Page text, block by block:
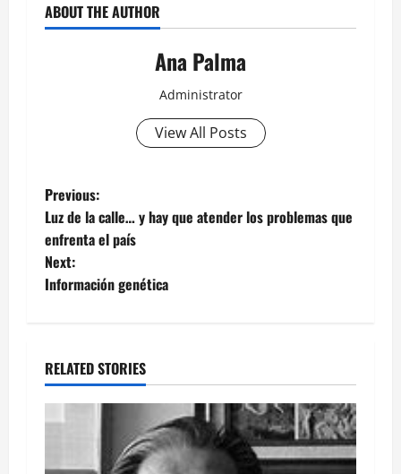
ABOUT THE AUTHOR
Ana Palma
Administrator
View All Posts
Post
navigation
Previous:
Luz de la calle… y hay que atender los problemas que
enfrenta el país
Next:
Información genética
RELATED STORIES